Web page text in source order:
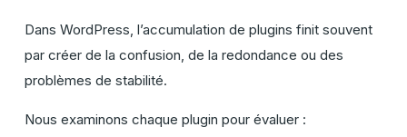
Dans WordPress, l’accumulation de plugins finit souvent
par créer de la confusion, de la redondance ou des
problèmes de stabilité.
Nous examinons chaque plugin pour évaluer :